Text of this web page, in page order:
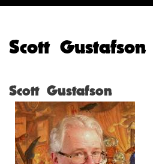
Scott Gustafson
Scott Gustafson